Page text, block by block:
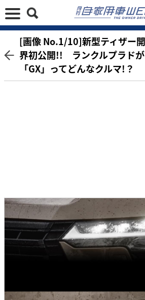
[画像 No.1/10]新型ティザー
界初公開!! ランクルプラドが
「GX」ってどんなクルマ!？